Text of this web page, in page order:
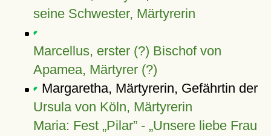
seine Schwester, Märtyrerin
Marcellus, erster (?) Bischof von
Apamea, Märtyrer (?)
Margaretha, Märtyrerin, Gefährtin der
Ursula von Köln, Märtyrerin
Maria: Fest Pilar - Unsere liebe Frau